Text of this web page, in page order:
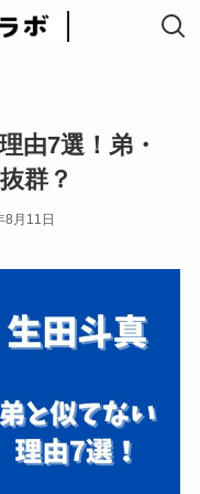
由7選！弟・
群？
8月11日